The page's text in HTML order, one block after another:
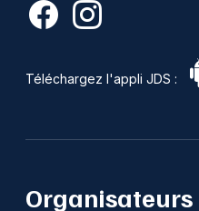
Téléchargez l'appli JDS :
Organisateurs